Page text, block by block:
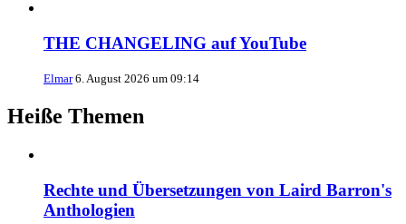
THE CHANGELING auf YouTube
Elmar 6. August 2026 um 09:14
Heiße Themen
Rechte und Übersetzungen von Laird Barron's
Anthologien